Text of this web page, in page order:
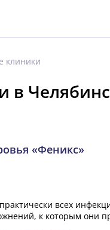
клиники
в
«Феникс»
всех
к которым они